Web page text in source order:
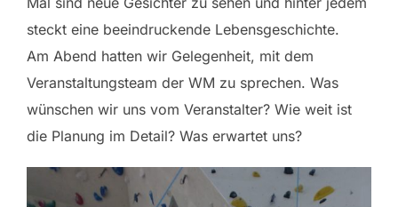
steckt eine beeindruckende Lebensgeschichte.
Am Abend hatten wir Gelegenheit, mit dem
Veranstaltungsteam der WM zu sprechen. Was
wünschen wir uns vom Veranstalter? Wie weit ist
die Planung im Detail? Was erwartet uns?